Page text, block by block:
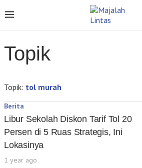
Topik
Topik: tol murah
Berita
Libur Sekolah Diskon Tarif Tol 20
Persen di 5 Ruas Strategis, Ini
Lokasinya
1 year ago